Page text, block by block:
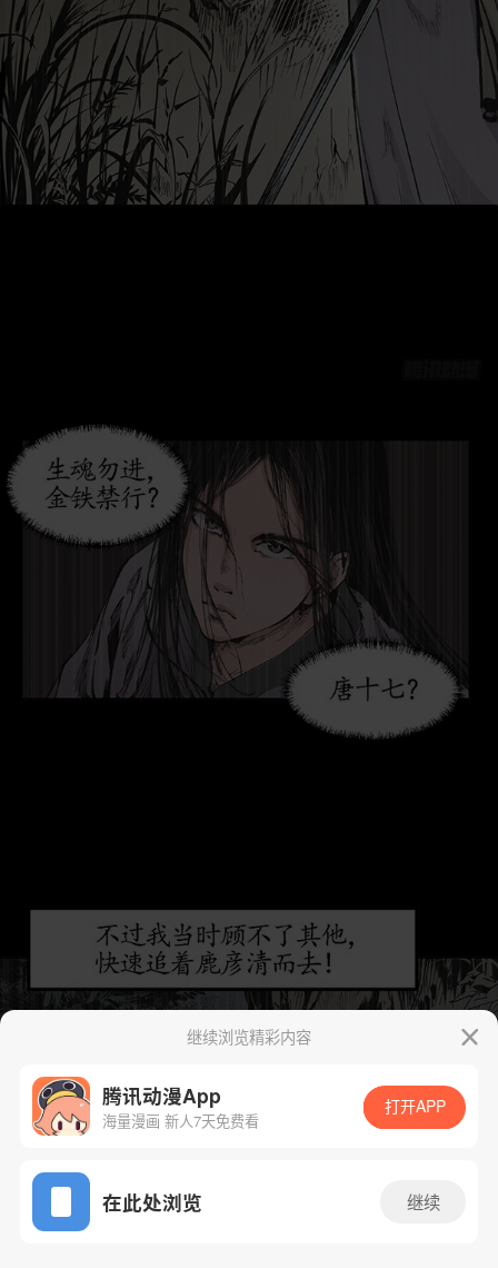
App免费看
继续浏览精彩内容
腾讯动漫App
海量漫画 新人7天免费看
打开APP
在此处浏览 继续